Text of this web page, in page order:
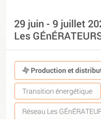
29 juin - 9 juillet
Les
Production et
Transition énergétique
Réseau Les